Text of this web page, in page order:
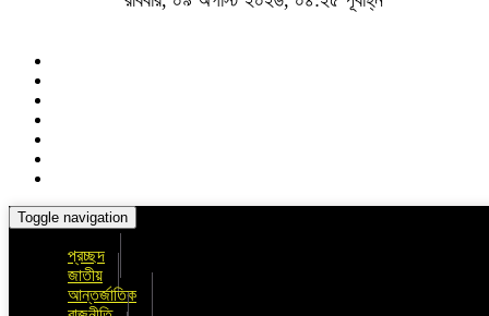
Toggle navigation
প্রচ্ছদ
জাতীয়
আন্তর্জাতিক